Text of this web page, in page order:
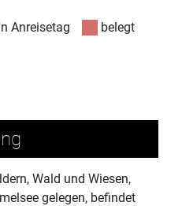
Anreisetag belegt
Wald und Wiesen,
gelegen, befindet